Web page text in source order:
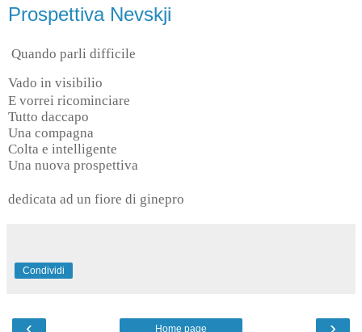
Prospettiva Nevskji
Quando parli difficile
Vado in visibilio
E vorrei ricominciare
Tutto daccapo
Una compagna
Colta e intelligente
Una nuova prospettiva
dedicata ad un fiore di ginepro
Condividi
Home page